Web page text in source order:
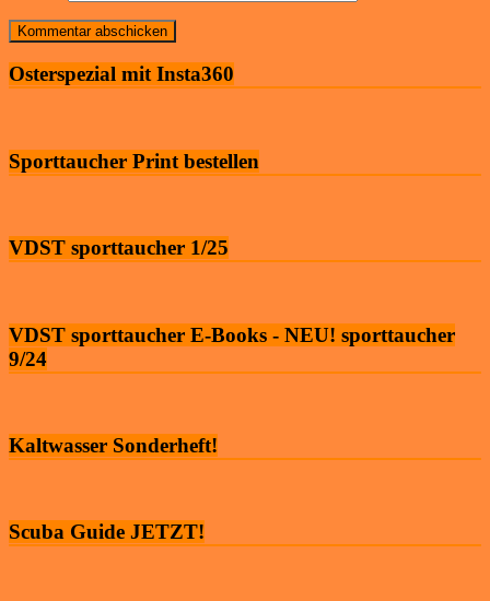
Osterspezial mit Insta360
Sporttaucher Print bestellen
VDST sporttaucher 1/25
VDST sporttaucher E-Books - NEU! sporttaucher
9/24
Kaltwasser Sonderheft!
Scuba Guide JETZT!